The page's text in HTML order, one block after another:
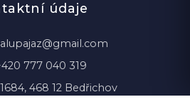
údaje
777 040 319
468 12 Bedřichov